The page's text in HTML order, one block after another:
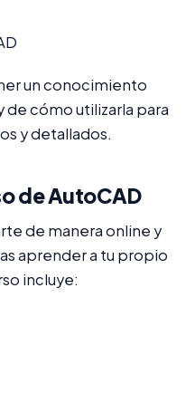
un conocimiento
cómo utilizarla para
y detallados.
de AutoCAD
de manera online y
aprender a tu propio
incluye: